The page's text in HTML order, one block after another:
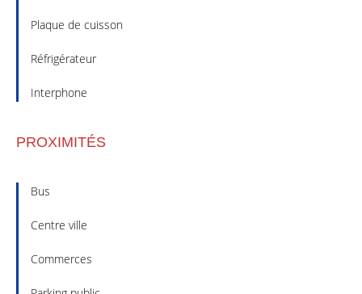
Plaque de cuisson
Réfrigérateur
Interphone
PROXIMITÉS
Bus
Centre ville
Commerces